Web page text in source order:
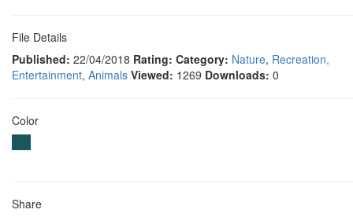
File Details
Published: 22/04/2018 Rating: Category: Nature, Recreation,
Entertainment, Animals Viewed: 1269 Downloads: 0
Color
Share